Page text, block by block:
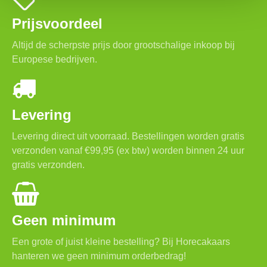
Prijsvoordeel
Altijd de scherpste prijs door grootschalige inkoop bij
Europese bedrijven.
Levering
Levering direct uit voorraad. Bestellingen worden gratis
verzonden vanaf €99,95 (ex btw) worden binnen 24 uur
gratis verzonden.
Geen minimum
Een grote of juist kleine bestelling? Bij Horecakaars
hanteren we geen minimum orderbedrag!